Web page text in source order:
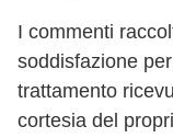
I commenti
soddisfazione
trattamento
cortesia del